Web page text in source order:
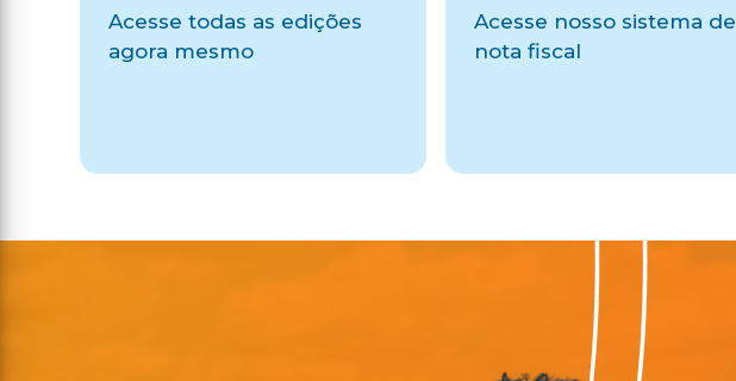
Acesse todas as edições
agora mesmo
Acesse nosso sistema de
nota fiscal